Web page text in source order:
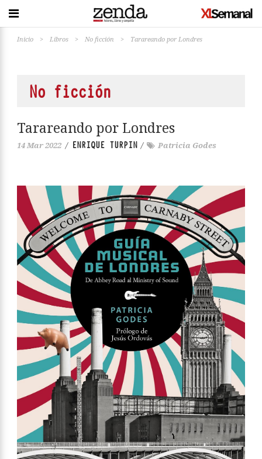
Inicio > Libros > No ficción > Tarareando por Londres
No ficción
Tarareando por Londres
14 Mar 2022 / ENRIQUE TURPIN / Patricia Godes